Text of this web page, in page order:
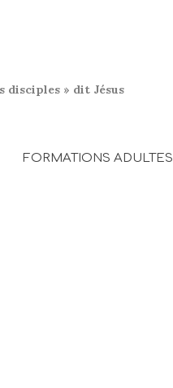
disciples » dit Jésus
FORMATIONS ADULTES